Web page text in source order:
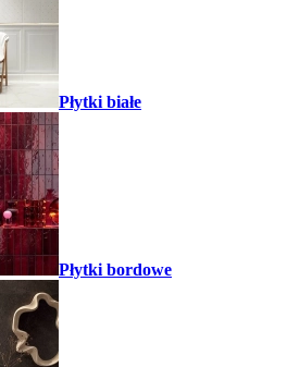
Płytki białe
Płytki bordowe